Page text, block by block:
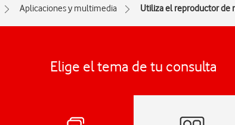
Aplicaciones y multimedia Utiliza el reproductor de
Elige el tema de tu consulta